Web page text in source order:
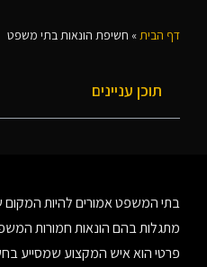
דף הבית» חשיפת הונאות בתי משפט
תוכן עניינים
בתי המשפט אמורים להיות
מתגלות בהם הונאות חמורות
פרטי הוא איש המקצוע שמסייע